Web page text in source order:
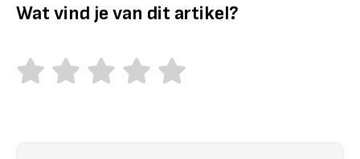
Wat vind je van dit artikel?